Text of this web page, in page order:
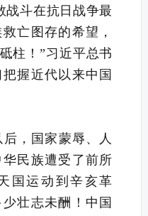
战斗在抗日战争最
亡图存的希望，
柱！”习近平总书
握近代以来中国
，国家蒙辱、人
民族遭受了前所
国运动到辛亥革
壮志未酬！中国